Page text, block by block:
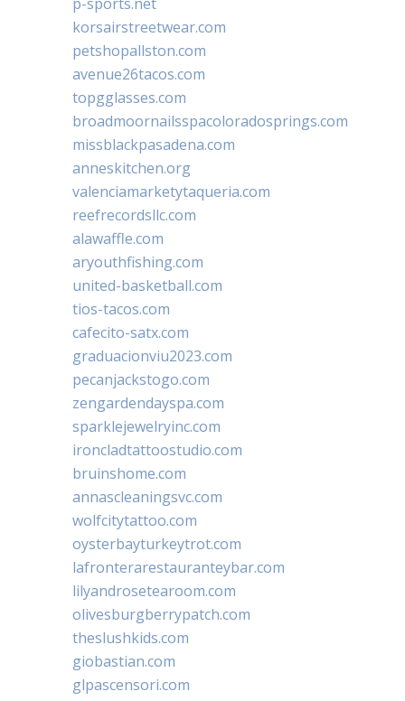
korsairstreetwear.com
petshopallston.com
avenue26tacos.com
topgglasses.com
broadmoornailsspacoloradosprings.com
missblackpasadena.com
anneskitchen.org
valenciamarketytaqueria.com
reefrecordsllc.com
alawaffle.com
aryouthfishing.com
united-basketball.com
tios-tacos.com
cafecito-satx.com
graduacionviu2023.com
pecanjackstogo.com
zengardendayspa.com
sparklejewelryinc.com
ironcladtattoostudio.com
bruinshome.com
annascleaningsvc.com
wolfcitytattoo.com
oysterbayturkeytrot.com
lafronterarestauranteybar.com
lilyandrosetearoom.com
olivesburgberrypatch.com
theslushkids.com
giobastian.com
glpascensori.com